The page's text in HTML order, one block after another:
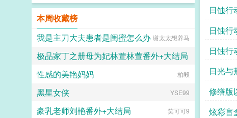
日蚀行
日蚀行
日蚀行
由
日光与
修缮版
炫彩盲
本周收藏榜
我是主刀大夫患者是闺蜜怎么办 谢太太想养马
极品家丁之册母为妃林萱林萱番外+大结局
西门菁菁
性感的美艳妈妈 柏毅
黑星女侠 YSE99
豪乳老师刘艳番外+大结局 笑可可9